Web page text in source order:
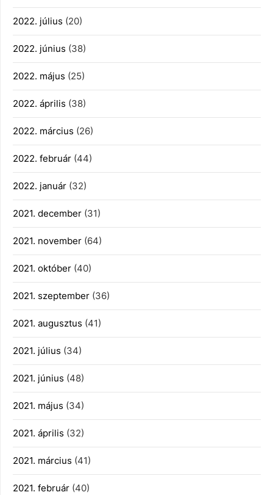
2022. július (20)
2022. június (38)
2022. május (25)
2022. április (38)
2022. március (26)
2022. február (44)
2022. január (32)
2021. december (31)
2021. november (64)
2021. október (40)
2021. szeptember (36)
2021. augusztus (41)
2021. július (34)
2021. június (48)
2021. május (34)
2021. április (32)
2021. március (41)
2021. február (40)